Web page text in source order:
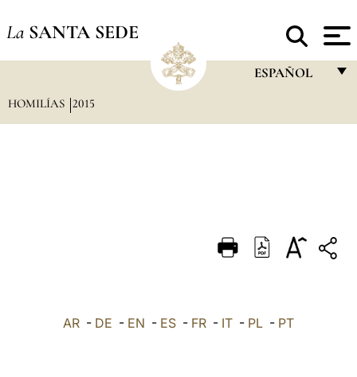
La SANTA SEDE
ESPAÑOL
DEUTSCH
العربيّة
HOMILÍAS 2015
AR - DE - EN - ES - FR - IT - PL - PT